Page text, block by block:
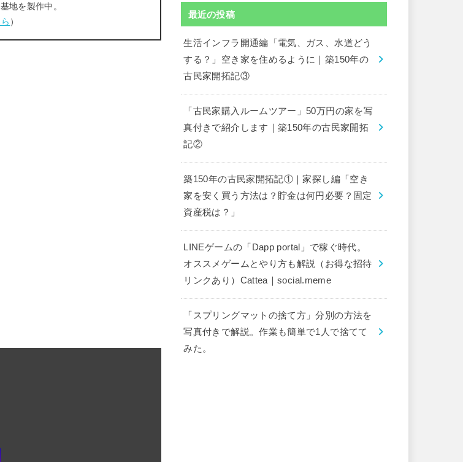
地を製作中。
）
最近の投稿
生活インフラ開通編「電気、ガス、水道どう
する？」空き家を住めるように｜築150年の
古民家開拓記③
「古民家購入ルームツアー」50万円の家を写
真付きで紹介します｜築150年の古民家開拓
記②
築150年の古民家開拓記①｜家探し編「空き
家を安く買う方法は？貯金は何円必要？固定
資産税は？」
LINEゲームの「Dapp portal」で稼ぐ時代。
オススメゲームとやり方も解説（お得な招待
リンクあり）Cattea｜social.meme
「スプリングマットの捨て方」分別の方法を
写真付きで解説。作業も簡単で1人で捨てて
みた。